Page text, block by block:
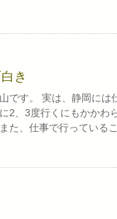
き
です。 実は、静岡に
2、3度行くにもかかわ
た、仕事で行っている